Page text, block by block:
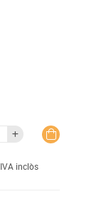
IVA inclòs